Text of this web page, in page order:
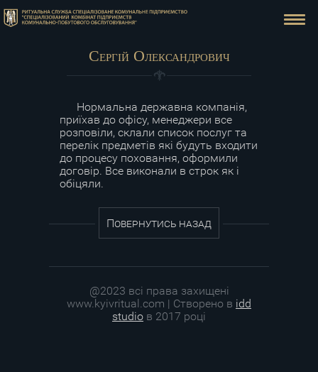
Сергій Олександрович
Нормальна державна компанія,
приїхав до офісу, менеджери все
розповіли, склали список послуг та
перелік предметів які будуть входити
до процесу поховання, оформили
договір. Все виконали в строк як і
обіцяли.
Повернутись назад
@2023 всі права захищені
www.kyivritual.com | Створено в idd
studio в 2017 році